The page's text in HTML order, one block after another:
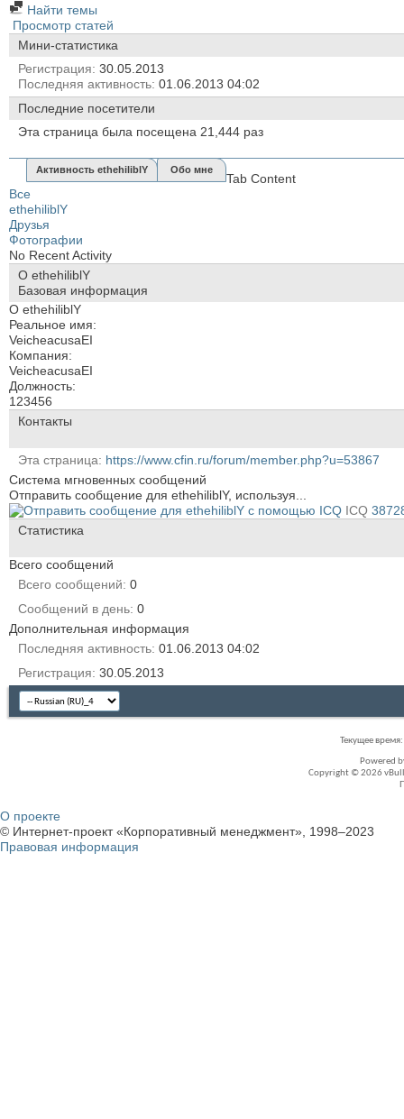
Найти темы
Просмотр статей
Мини-статистика
Регистрация 30.05.2013
Последняя активность 01.06.2013 04:02
Последние посетители
Эта страница была посещена 21,444 раз
Активность ethehiliblY Обо мне
Tab Content
Все
ethehiliblY
Друзья
Фотографии
No Recent Activity
О ethehiliblY
Базовая информация
О ethehiliblY
Реальное имя:
VeicheacusaEI
Компания:
VeicheacusaEI
Должность:
123456
Контакты
Эта страница
https://www.cfin.ru/forum/member.php?u=53867
Система мгновенных сообщений
Отправить сообщение для ethehiliblY, используя...
ICQ
Статистика
Всего сообщений
Всего сообщений 0
Сообщений в день 0
Дополнительная информация
Последняя активность 01.06.2013 04:02
Регистрация 30.05.2013
Текущее время:
Powered
Copyright © 2026
О проекте
© Интернет-проект «Корпоративный менеджмент», 1998–2023
Правовая информация